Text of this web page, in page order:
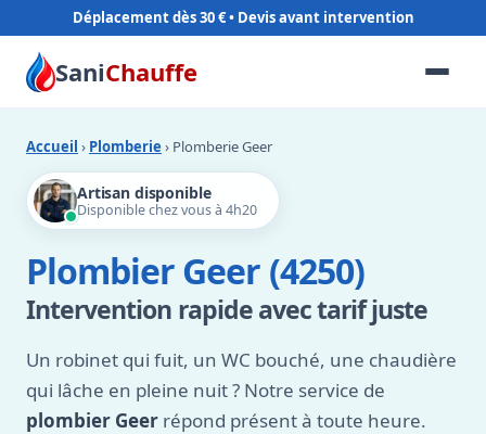
Déplacement dès 30 €
SaniChauffe
Accueil › Plomberie › Plomberie Geer
Artisan disponible
Disponible chez vous à 4h20
Plombier Geer (4250)
Intervention rapide avec tarif juste
Un robinet qui fuit, un WC bouché, une chaudière
qui lâche en pleine nuit ? Notre service de
plombier Geer répond présent à toute heure.